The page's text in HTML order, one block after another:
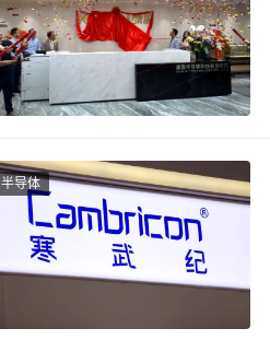
半导体